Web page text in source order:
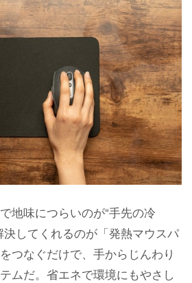
地味につらいのが“手先の冷
決してくれるのが「発熱マウスパ
つなぐだけで、手からじんわり
ムだ。省エネで環境にもやさし